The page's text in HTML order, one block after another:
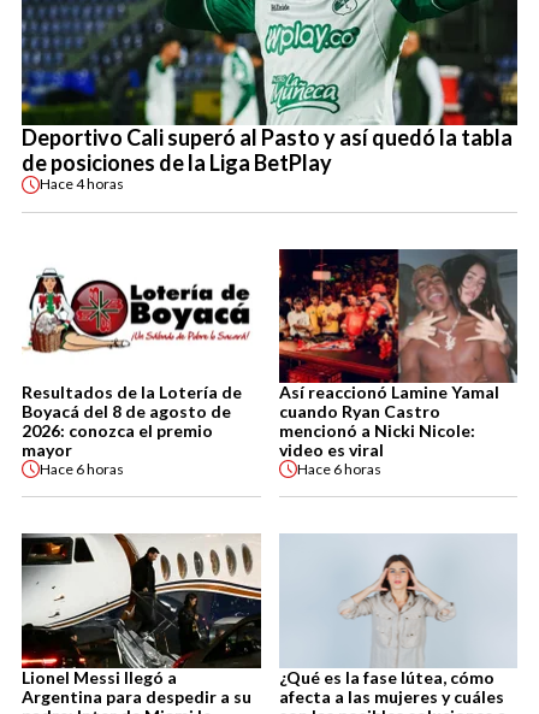
Deportivo Cali superó al Pasto y así quedó la tabla
de posiciones de la Liga BetPlay
Hace4 horas
Resultados de la Lotería de
Boyacá del 8 de agosto de
2026: conozca el premio
mayor
Hace 6 horas
Así reaccionó Lamine Yamal
cuando Ryan Castro
mencionó a Nicki Nicole:
video es viral
Hace 6 horas
Lionel Messi llegó a
Argentina para despedir a su
¿Qué es la fase lútea, cómo
afecta a las mujeres y cuáles